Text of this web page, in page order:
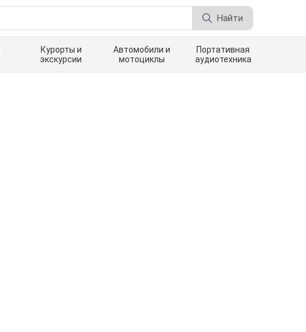
Найти
Курорты и
экскурсии
Автомобили и
мотоциклы
Портативная
аудиотехника